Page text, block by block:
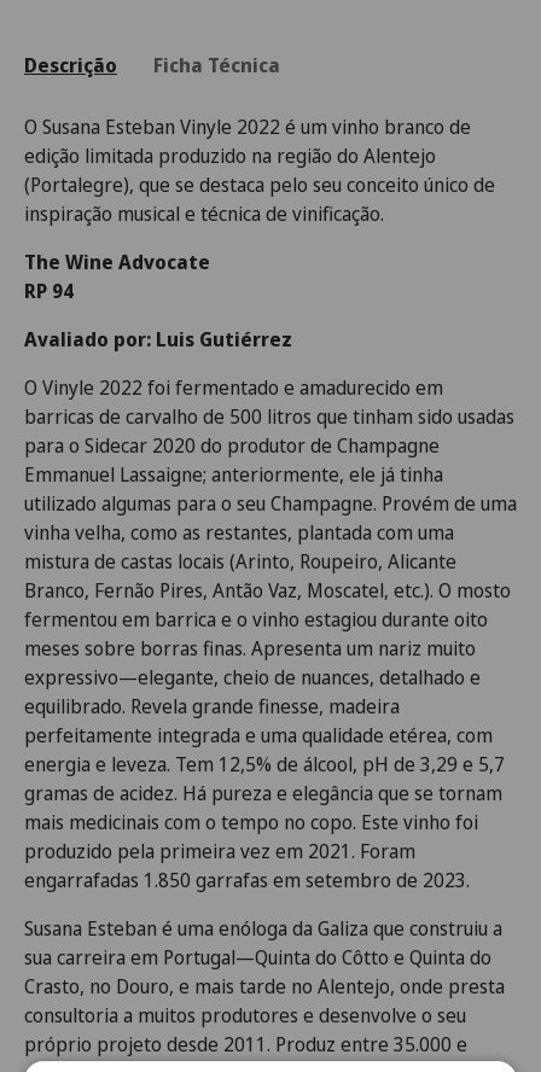
Descrição Ficha Técnica
O Susana Esteban Vinyle 2022 é um vinho branco de
edição limitada produzido na região do Alentejo
(Portalegre), que se destaca pelo seu conceito único de
inspiração musical e técnica de vinificação.
The Wine Advocate
RP 94
Avaliado por: Luis Gutiérrez
O Vinyle 2022 foi fermentado e amadurecido em
barricas de carvalho de 500 litros que tinham sido usadas
para o Sidecar 2020 do produtor de Champagne
Emmanuel Lassaigne; anteriormente, ele já tinha
utilizado algumas para o seu Champagne. Provém de uma
vinha velha, como as restantes, plantada com uma
mistura de castas locais (Arinto, Roupeiro, Alicante
Branco, Fernão Pires, Antão Vaz, Moscatel, etc.). O mosto
fermentou em barrica e o vinho estagiou durante oito
meses sobre borras finas. Apresenta um nariz muito
expressivo—elegante, cheio de nuances, detalhado e
equilibrado. Revela grande finesse, madeira
perfeitamente integrada e uma qualidade etérea, com
energia e leveza. Tem 12,5% de álcool, pH de 3,29 e 5,7
gramas de acidez. Há pureza e elegância que se tornam
mais medicinais com o tempo no copo. Este vinho foi
produzido pela primeira vez em 2021. Foram
engarrafadas 1.850 garrafas em setembro de 2023.
Susana Esteban é uma enóloga da Galiza que construiu a
sua carreira em Portugal—Quinta do Côtto e Quinta do
Crasto, no Douro, e mais tarde no Alentejo, onde presta
consultoria a muitos produtores e desenvolve o seu
próprio projeto desde 2011. Produz entre 35.000 e